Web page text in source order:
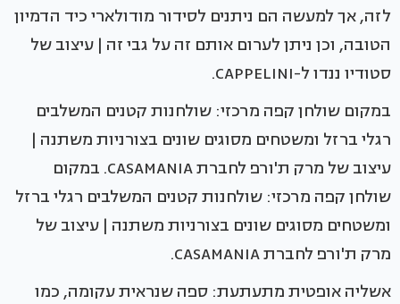
לזה, אך למעשה הם ניתנים לסידור מודולארי כיד הדמיון
הטובה, וכן ניתן לערום אותם זה על גבי זה | עיצוב של
סטודיו ננדו ל-CAPPELINI.
במקום שולחן קפה מרכזי: שולחנות קטנים המשלבים
רגלי ברזל ומשטחים מסוגים שונים בצורניות משתנה |
עיצוב של מרק ת'ורפ לחברת CASAMANIA. במקום
שולחן קפה מרכזי: שולחנות קטנים המשלבים רגלי ברזל
ומשטחים מסוגים שונים בצורניות משתנה | עיצוב של
מרק ת'ורפ לחברת CASAMANIA.
אשליה אופטית מתעתעת: ספה שנראית עקומה, כמו